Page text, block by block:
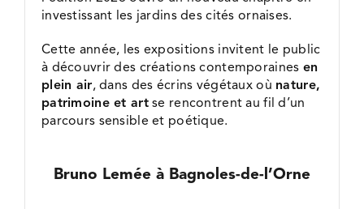
investissant les jardins des cités ornaises.
Cette année, les expositions invitent le public
à découvrir des créations contemporaines en
plein air, dans des écrins végétaux où nature,
patrimoine et artse rencontrent au fil d’un
parcours sensible et poétique.
Bruno Lemée à Bagnoles-de-l’Orne